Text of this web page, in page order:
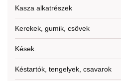
Kasza alkatrészek
Kerekek, gumik, csövek
Kések
Késtartók, tengelyek, csavarok